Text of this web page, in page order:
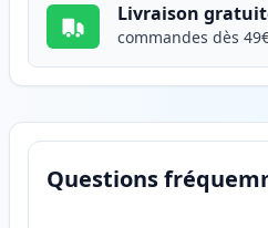
Livraison
commandes dès
Questions